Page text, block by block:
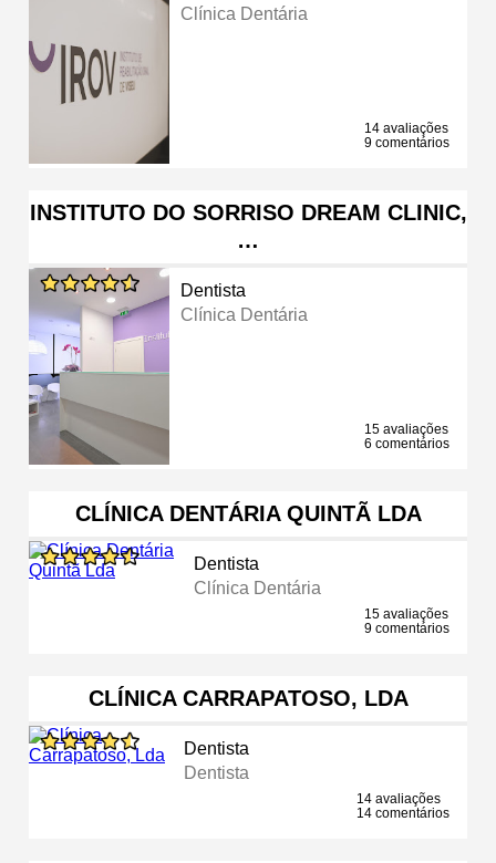
Clínica Dentária
14 avaliações
9 comentários
INSTITUTO DO SORRISO DREAM CLINIC,
…
Dentista
Clínica Dentária
15 avaliações
6 comentários
CLÍNICA DENTÁRIA QUINTÃ LDA
Dentista
Clínica Dentária
15 avaliações
9 comentários
CLÍNICA CARRAPATOSO, LDA
Dentista
Dentista
14 avaliações
14 comentários